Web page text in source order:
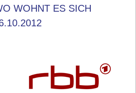
WOHNT ES SICH